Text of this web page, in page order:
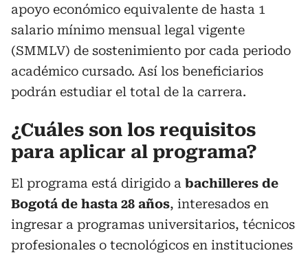
apoyo económico equivalente de hasta 1
salario mínimo mensual legal vigente
(SMMLV) de sostenimiento por cada periodo
académico cursado. Así los beneficiarios
podrán estudiar el total de la carrera.
¿Cuáles son los requisitos
para aplicar al programa?
El programa está dirigido a bachilleres de
Bogotá de hasta 28 años, interesados en
ingresar a programas universitarios, técnicos
profesionales o tecnológicos en instituciones